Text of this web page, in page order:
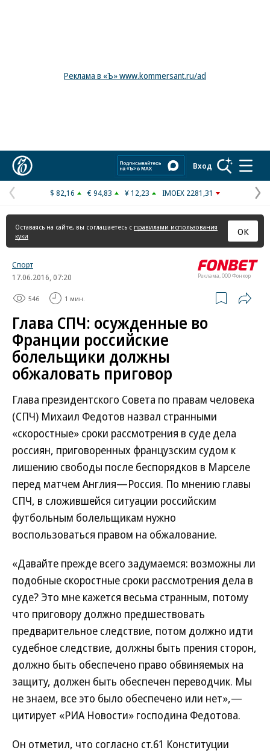
Реклама в «Ъ» www.kommersant.ru/ad
Вход
Предыдущая
страница
$ 82,16 € 94,83 ¥ 12,23 IMOEX 2281,31
Оставаясь на сайте, вы соглашаетесь с правилами использования
куки
ОК
Реклама, ООО Фонкор
Спорт
17.06.2016, 07:20
546 1 мин.
Глава СПЧ: осужденные во
Франции российские
болельщики должны
обжаловать приговор
Глава президентского Совета по правам человека
(СПЧ) Михаил Федотов назвал странными
«скоростные» сроки рассмотрения в суде дела
россиян, приговоренных французским судом к
лишению свободы после беспорядков в Марселе
перед матчем Англия—Россия. По мнению главы
СПЧ, в сложившейся ситуации российским
футбольным болельщикам нужно
воспользоваться правом на обжалование.
«Давайте прежде всего задумаемся: возможны ли
подобные скоростные сроки рассмотрения дела в
суде? Это мне кажется весьма странным, потому
что приговору должно предшествовать
предварительное следствие, потом должно идти
судебное следствие, должны быть прения сторон,
должно быть обеспечено право обвиняемых на
защиту, должен быть обеспечен переводчик. Мы
не знаем, все это было обеспечено или нет»,—
цитирует «РИА Новости» господина Федотова.
Он отметил, что согласно ст.61 Конституции